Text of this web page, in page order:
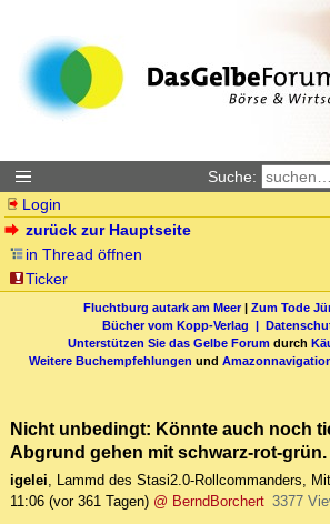
Suche:
Login
zurück zur Hauptseite
in Thread öffnen
Ticker
Fluchtburg autark am Meer| Zum Tode
Bücher vom Kopp-Verlag |
Unterstützen Sie das Gelbe Forum durch
Weitere Buchempfehlungen und
Nicht unbedingt: Könnte auch noch
Abgrund gehen mit schwarz-rot-grün.
igelei, Lammd des Stasi2.0-Rollcommanders,
11:06 (vor 361 Tagen) @ BerndBorchert 3377